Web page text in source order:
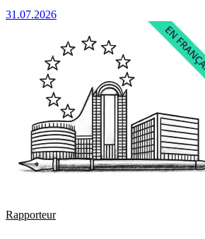
31.07.2026
Rapporteur